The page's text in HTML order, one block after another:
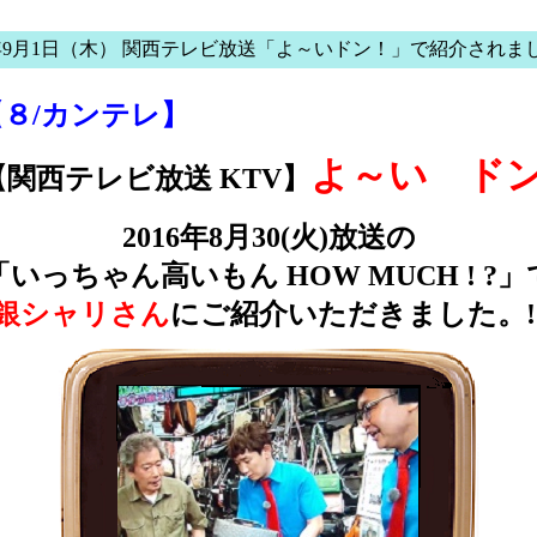
9月1日（木） 関西テレビ放送「よ～いドン！」で紹介されま
８/カンテレ】
関西テレビ放送 KTV】 よ～い ド
2016年8月30(火)放送の
いっちゃん高いもん HOW MUCH ! ?」
シャリさんにご紹介いただきました。